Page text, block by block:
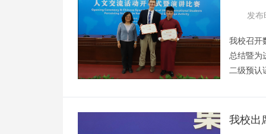
离校手
发布
我校召开
总结暨为
二级预认
预认证总
我校出